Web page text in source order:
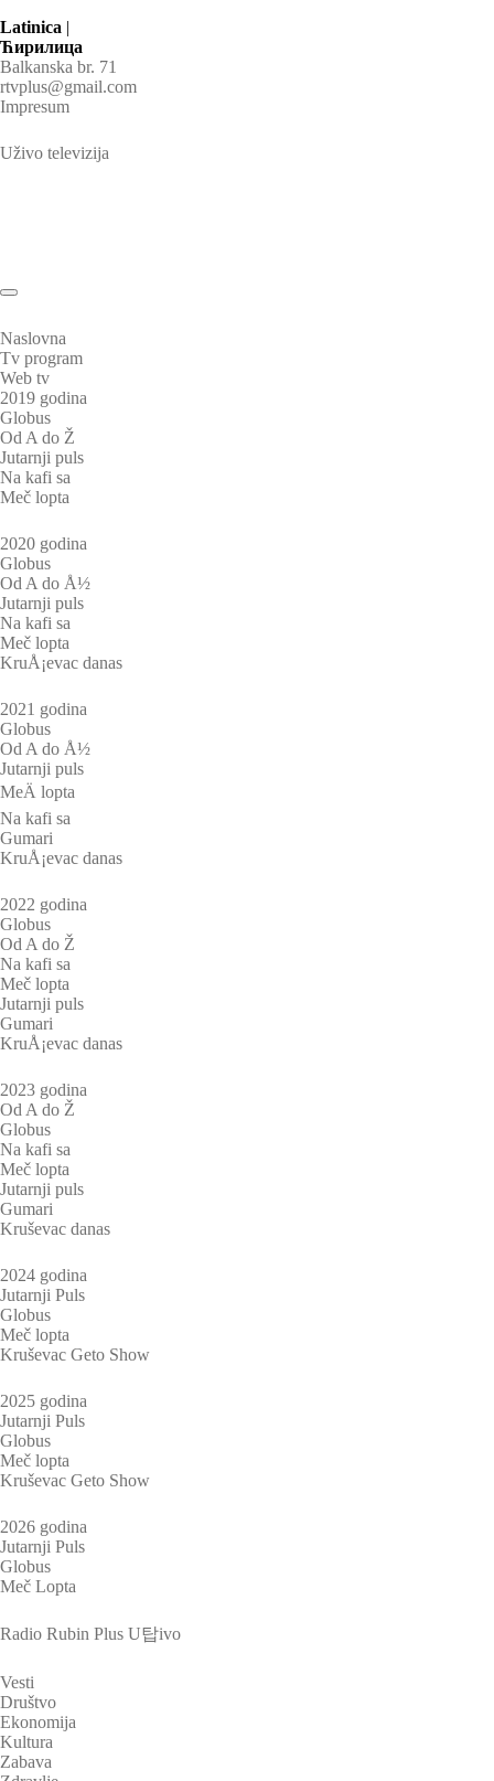
Latinica |
Ћирилица
Balkanska br. 71
rtvplus@gmail.com
Impresum
Uživo televizija
Naslovna
Tv program
Web tv
2019 godina
Globus
Od A do Ž
Jutarnji puls
Na kafi sa
Meč lopta
2020 godina
Globus
Od A do Å½
Jutarnji puls
Na kafi sa
Meč lopta
KruÅ¡evac danas
2021 godina
Globus
Od A do Å½
Jutarnji puls
MeÄ lopta
Na kafi sa
Gumari
KruÅ¡evac danas
2022 godina
Globus
Od A do Ž
Na kafi sa
Meč lopta
Jutarnji puls
Gumari
KruÅ¡evac danas
2023 godina
Od A do Ž
Globus
Na kafi sa
Meč lopta
Jutarnji puls
Gumari
Kruševac danas
2024 godina
Jutarnji Puls
Globus
Meč lopta
Kruševac Geto Show
2025 godina
Jutarnji Puls
Globus
Meč lopta
Kruševac Geto Show
2026 godina
Jutarnji Puls
Globus
Meč Lopta
Radio Rubin Plus U탑ivo
Vesti
Društvo
Ekonomija
Kultura
Zabava